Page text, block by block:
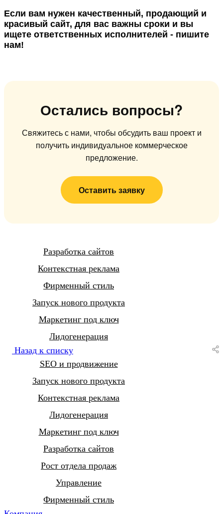
Если вам нужен качественный, продающий и
красивый сайт, для вас важны сроки и вы
ищете ответственных исполнителей - пишите
нам!
Остались вопросы?
Свяжитесь с нами, чтобы обсудить ваш проект и
получить индивидуальное коммерческое
предложение.
Оставить заявку
Разработка сайтов
Контекстная реклама
Фирменный стиль
Запуск нового продукта
Маркетинг под ключ
Лидогенерация
Назад к списку
SEO и продвижение
Запуск нового продукта
Контекстная реклама
Лидогенерация
Маркетинг под ключ
Разработка сайтов
Рост отдела продаж
Управление
Фирменный стиль